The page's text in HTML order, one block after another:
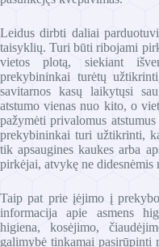
Leidus dirbti daliai
taisyklių. Turi būti ribojami
vietos plotą, siekiant
prekybininkai turėtų
savitarnos kasų laikytųsi
atstumo vienas nuo kito, o
pažymėti privalomus
prekybininkai turi užtikrinti,
tik apsaugines kaukes arba
pirkėjai, atvykę ne didesnėmis
Taip pat prie įėjimo į
informacija apie asmens
higiena, kosėjimo,
galimybė tinkamai pasirūpinti